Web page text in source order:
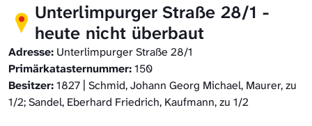
Unterlimpurger Straße 28/1 -
heute nicht überbaut
Adresse: Unterlimpurger Straße 28/1
Primärkatasternummer:150
Besitzer:1827 | Schmid, Johann Georg Michael, Maurer, zu
1/2; Sandel, Eberhard Friedrich, Kaufmann, zu 1/2